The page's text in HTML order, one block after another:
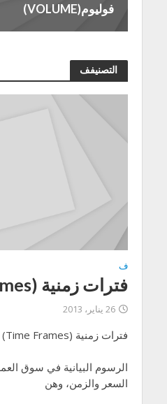
فوليوم(VOLUME)
التصنيفف
ف
فترات زمنية (Time Frames)
26 يناير، 2013
فترات زمنية (Time Frames)
الرسوم البيانية في سوق
السعر والزمن، وهن